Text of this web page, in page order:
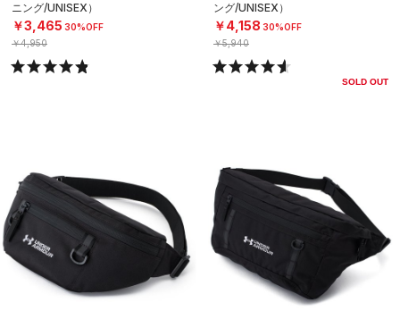
ニング/UNISEX）
￥3,465 30%OFF
￥4,950
ング/UNISEX）
￥4,158 30%OFF
￥5,940
SOLD OUT